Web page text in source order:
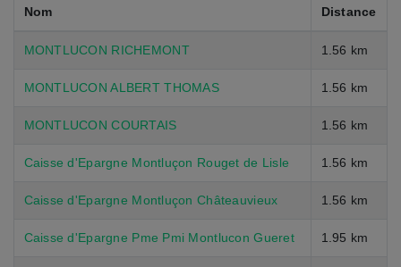
Nom
Distance
MONTLUCON RICHEMONT 1.56 km
MONTLUCON ALBERT THOMAS 1.56 km
MONTLUCON COURTAIS 1.56 km
Caisse d'Epargne Montluçon Rouget de Lisle 1.56 km
Caisse d'Epargne Montluçon Châteauvieux 1.56 km
Caisse d'Epargne Pme Pmi Montlucon Gueret 1.95 km